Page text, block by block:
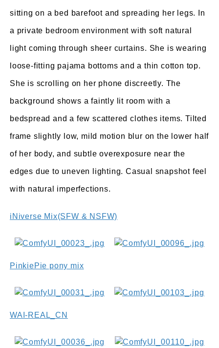
sitting on a bed barefoot and spreading her legs. In
a private bedroom environment with soft natural
light coming through sheer curtains. She is wearing
loose-fitting pajama bottoms and a thin cotton top.
She is scrolling on her phone discreetly. The
background shows a faintly lit room with a
bedspread and a few scattered clothes items. Tilted
frame slightly low, mild motion blur on the lower half
of her body, and subtle overexposure near the
edges due to uneven lighting. Casual snapshot feel
with natural imperfections.
iNiverse Mix(SFW & NSFW)
PinkiePie pony mix
WAI-REAL_CN